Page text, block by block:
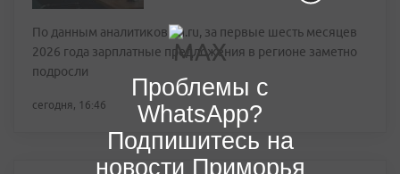
По данным аналитиков hh.ru, за первые шесть месяцев
2026 года зарплатные предложения в регионе заметно
подросли
сегодня, 16:46
Проблемы с
WhatsApp?
Подпишитесь на
новости Приморья